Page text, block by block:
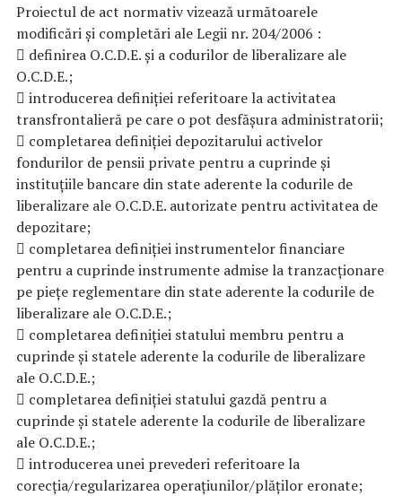
Proiectul de act normativ vizează următoarele
modificări și completări ale Legii nr. 204/2006 :
 definirea O.C.D.E. și a codurilor de liberalizare ale
O.C.D.E.;
 introducerea definiției referitoare la activitatea
transfrontalieră pe care o pot desfășura administratorii;
 completarea definiției depozitarului activelor
fondurilor de pensii private pentru a cuprinde și
instituțiile bancare din state aderente la codurile de
liberalizare ale O.C.D.E. autorizate pentru activitatea de
depozitare;
 completarea definiției instrumentelor financiare
pentru a cuprinde instrumente admise la tranzacționare
pe piețe reglementare din state aderente la codurile de
liberalizare ale O.C.D.E.;
 completarea definiției statului membru pentru a
cuprinde și statele aderente la codurile de liberalizare
ale O.C.D.E.;
 completarea definiției statului gazdă pentru a
cuprinde și statele aderente la codurile de liberalizare
ale O.C.D.E.;
 introducerea unei prevederi referitoare la
corecția/regularizarea operațiunilor/plăților eronate;